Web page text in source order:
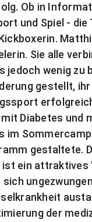
Ob in
und Spiel -
Sie alle
jedoch wenig zu
gestellt,
Diabetes und
im
gestaltete.
ist ein attraktives
sich
der